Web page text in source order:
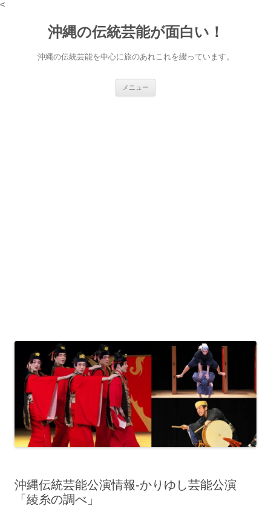
<
沖縄の伝統芸能が面白い！
沖縄の伝統芸能を中心に旅のあれこれを綴っています。
メニュー
沖縄伝統芸能公演情報‐かりゆし芸能公演
「綾糸の調べ」